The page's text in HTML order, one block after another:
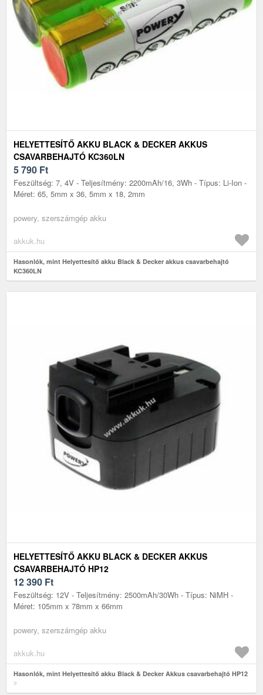
HELYETTESÍTŐ AKKU BLACK & DECKER AKKUS
CSAVARBEHAJTÓ KC360LN
5 790 Ft
Feszültség: 7, 4V - Teljesítmény: 2200mAh/16, 3Wh - Típus: Li-Ion -
Méret: 65, 5mm x 36, 5mm x 18, 2mm
powery, szerszámgép akku
akkuk.hu
Hasonlók, mint Helyettesítő akku Black & Decker akkus csavarbehajtó
KC360LN
HELYETTESÍTŐ AKKU BLACK & DECKER AKKUS
CSAVARBEHAJTÓ HP12
12 390 Ft
Feszültség: 12V - Teljesítmény: 2500mAh/30Wh - Típus: NiMH -
Méret: 105mm x 78mm x 66mm
powery, szerszámgép akku
akkuk.hu
Hasonlók, mint Helyettesítő akku Black & Decker Akkus csavarbehajtó HP12